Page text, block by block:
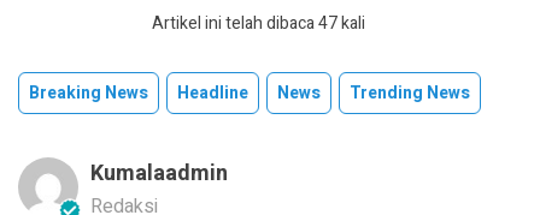
Artikel ini telah dibaca 47 kali
Breaking News Headline News Trending News
Kumalaadmin
Redaksi